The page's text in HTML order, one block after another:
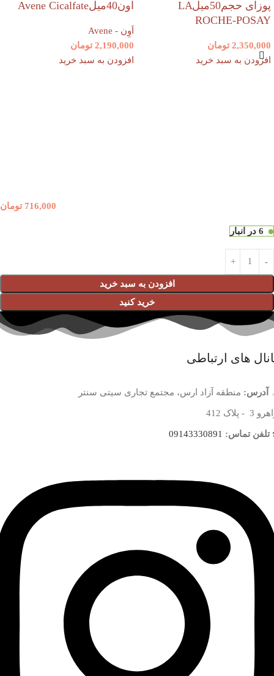
پوزای حجم50میلLA
ROCHE-POSAY
2,350,000 تومان
افزودن به سبد خرید
اون40میلAvene Cicalfate
اَوِن - Avene
2,190,000 تومان
افزودن به سبد خرید
716,000 تومان
6 در انبار
افزودن به سبد خرید
خرید کنید
های ارتباطی
آدرس: منطقه آزاد ارس، مجتمع تجاری سیتی سنتر
3 - پلاک 412
تلفن تماس: 09143330891